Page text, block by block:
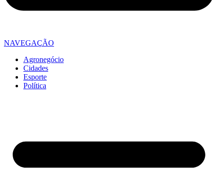
NAVEGAÇÃO
Agronegócio
Cidades
Esporte
Política